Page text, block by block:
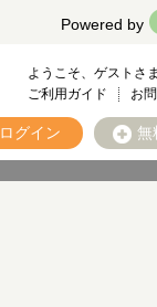
Powered by
ようこそ、ゲストさま
ご利用ガイド
お
ログイン 無